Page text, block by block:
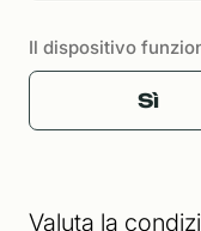
Il dispositivo
Sì
Valuta la